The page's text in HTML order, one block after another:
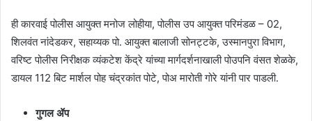
ही कारवाई पोलीस आयुक्त मनोज लोहीया, पोलीस उप आयुक्त परिमंडळ – 02,
शिलवंत नांदेडकर, सहाय्यक पो. आयुक्त बालाजी सोनट्टके, उस्मानपुरा विभाग,
वरिष्ट पोलीस निरीक्षक व्यंकटेश केंद्रे यांच्या मार्गदर्शनाखाली पोउपनि वंसत शेळके,
डायल 112 बिट मार्शल पोह चंद्रकांत पोटे, पोअ मारोती गोरे यांनी पार पाडली.
गुगल ॲप